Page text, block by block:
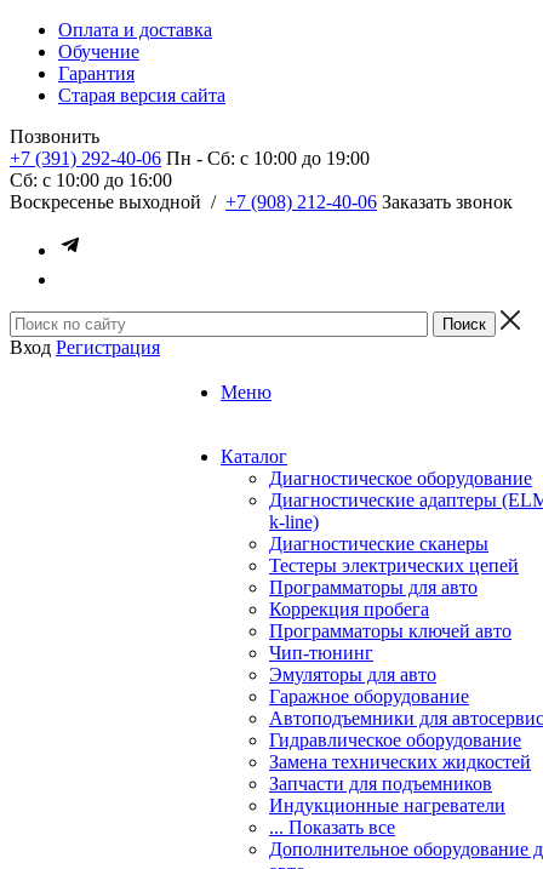
Оплата и доставка
Обучение
Гарантия
Старая версия сайта
Позвонить
+7 (391) 292-40-06 Пн - Сб: c 10:00 до 19:00
Сб: c 10:00 до 16:00
​Воскресенье выходной / +7 (908) 212-40-06 Заказать звонок
Вход Регистрация
Меню
Каталог
Диагностическое оборудование
Диагностические адаптеры
k-line)
Диагностические сканеры
Тестеры электрических цепей
Программаторы для авто
Коррекция пробега
Программаторы ключей авто
Чип-тюнинг
Эмуляторы для авто
Гаражное оборудование
Автоподъемники для
Гидравлическое оборудование
Замена технических жидкостей
Запчасти для подъемников
Индукционные нагреватели
... Показать все
Дополнительное оборудование